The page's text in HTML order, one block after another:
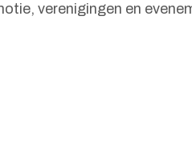
verenigingen en